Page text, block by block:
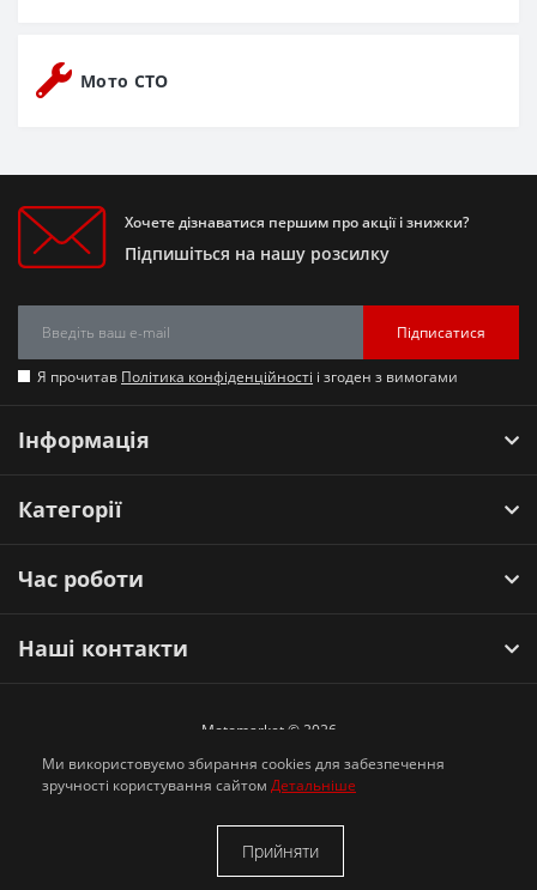
Мото СТО
Хочете дізнаватися першим про акції і знижки?
Підпишіться на нашу розсилку
Підписатися
Я прочитав Політика конфіденційності і згоден з вимогами
Інформація
Категорії
Час роботи
Наші контакти
Motomarket © 2026
Ми використовуємо збирання cookies для забезпечення
зручності користування сайтом Детальніше
Прийняти